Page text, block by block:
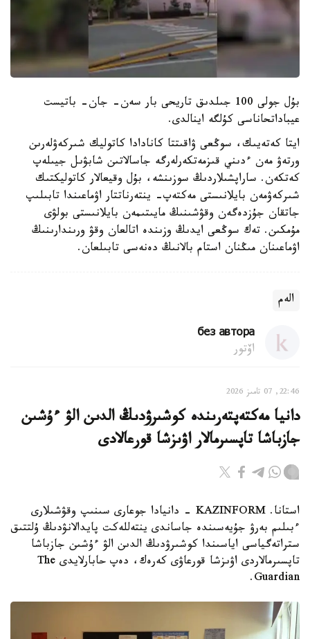
بۇل جولى 100 جىلدىق تاريحى بار سەن- جان- باتيست
عيباداتحاناسى كۇلگە اينالدى.
ايتا كەتەيىك، سوڭعى ۋاقىتتا كانادادا كاتوليك شىركەۋلەرىن
ورتەۋ مەن ءدىني قىزمەتكەرلەرگە جاسالاتىن شابۋىل جيىلەپ
كەتكەن. ساراپشىلاردىڭ سوزىنشە، بۇل وقيعالار كاتوليكتىك
شىركەۋمەن بايلانىستى مەكتەپ- ينتەرناتتار اۋماعىندا تابىلىپ
جاتقان جۇزدەگەن وقۋشىنىڭ مايىتىمەن بايلانىستى بولۋى
مۇمكىن. تەك سوڭعى ايدىڭ وزىندە اتالعان وقۋ ورىندارىنىڭ
اۋماعىنان مىڭنان استام بالانىڭ دەنەسى تابىلعان.
الەم
без автора
اۆتور
22:46, 07 تامىز 2026
دانيا مەكتەپتەرىندە كوشىرۋدىڭ الدىن الۋ ءۇشىن
جازباشا تاپسىرمالار اۋىزشا قورعالادى
استانا. KAZINFORM - دانيادا جوعارى سىنىپ وقۋشىلارى
ءبىلىم بەرۋ جۇيەسىندە جاساندى ينتەللەكت پايدالانۋدىڭ ۇلتتىق
ستراتەگياسى اياسىندا كوشىرۋدىڭ الدىن الۋ ءۇشىن جازباشا
تاپسىرمالاردى اۋىزشا قورعاۋى كەرەك، دەپ حابارلايدى The
Guardian.